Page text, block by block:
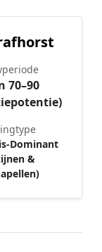
70–90
Dominant
&